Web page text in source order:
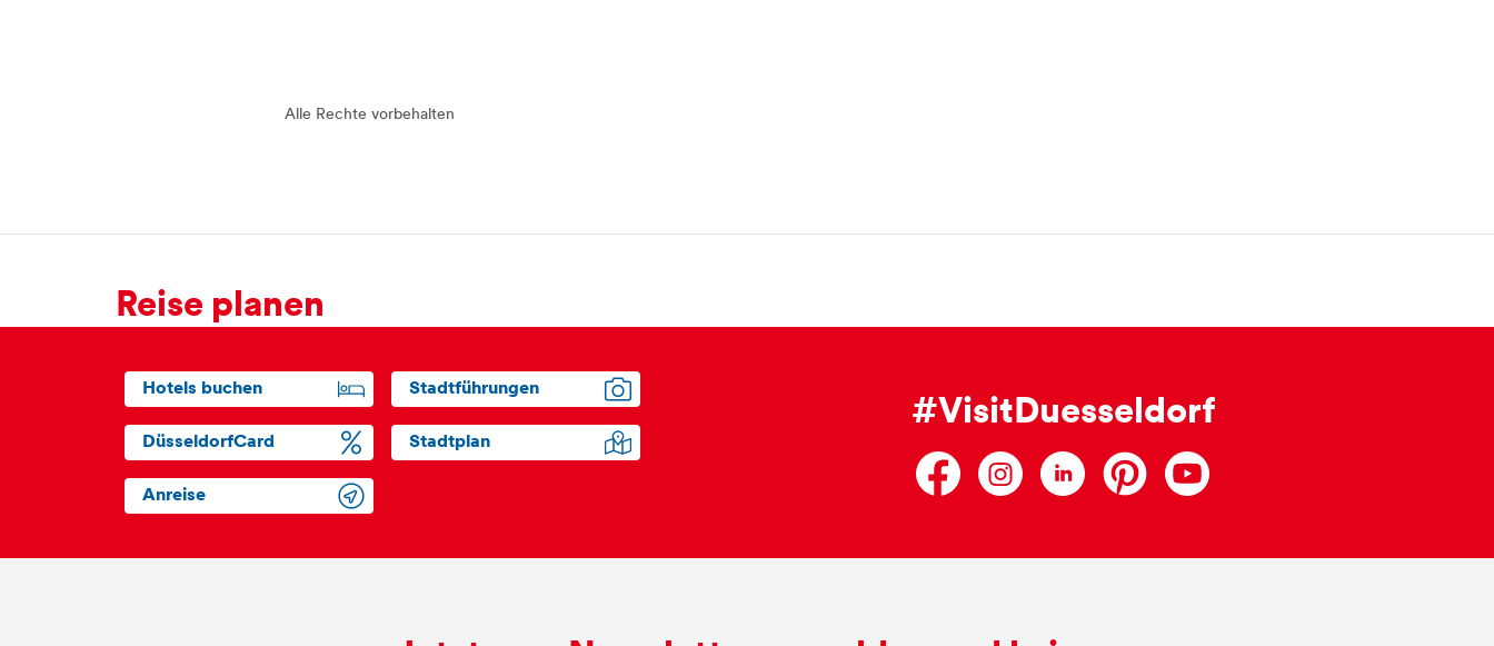
Alle Rechte vorbehalten
Reise planen
Hotels buchen Stadtführungen
DüsseldorfCard Stadtplan
Anreise
#VisitDuesseldorf